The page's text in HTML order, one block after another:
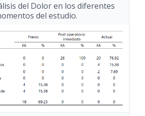
del Dolor en los diferentes
del estudio.